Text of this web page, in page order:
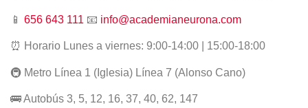
📱 656 643 111 📧 info@academianeurona.com
⏰ Horario Lunes a viernes: 9:00-14:00 | 15:00-18:00
🚇 Metro Línea 1 (Iglesia) Línea 7 (Alonso Cano)
🚌 Autobús 3, 5, 12, 16, 37, 40, 62, 147